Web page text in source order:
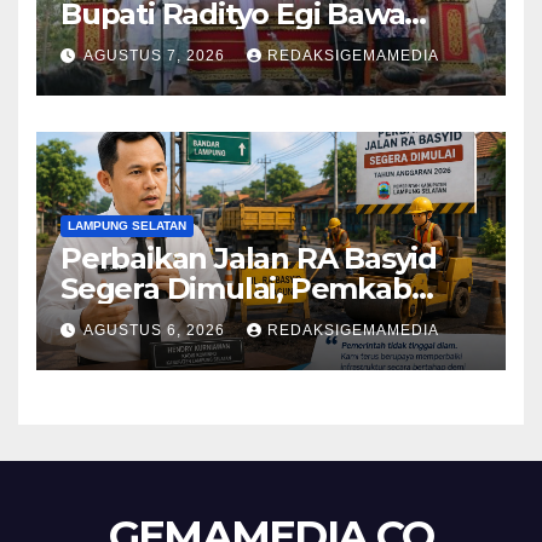
Bupati Radityo Egi Bawa
Mimpi Besar Balinuraga Jadi
‘Penglipuran’ Kedua pada
2027
AGUSTUS 7, 2026 REDAKSIGEMAMEDIA
LAMPUNG SELATAN
Perbaikan Jalan RA Basyid
Segera Dimulai, Pemkab
Lampung Selatan Pastikan
Mobilitas Warga Lebih Aman
dan Nyaman
AGUSTUS 6, 2026 REDAKSIGEMAMEDIA